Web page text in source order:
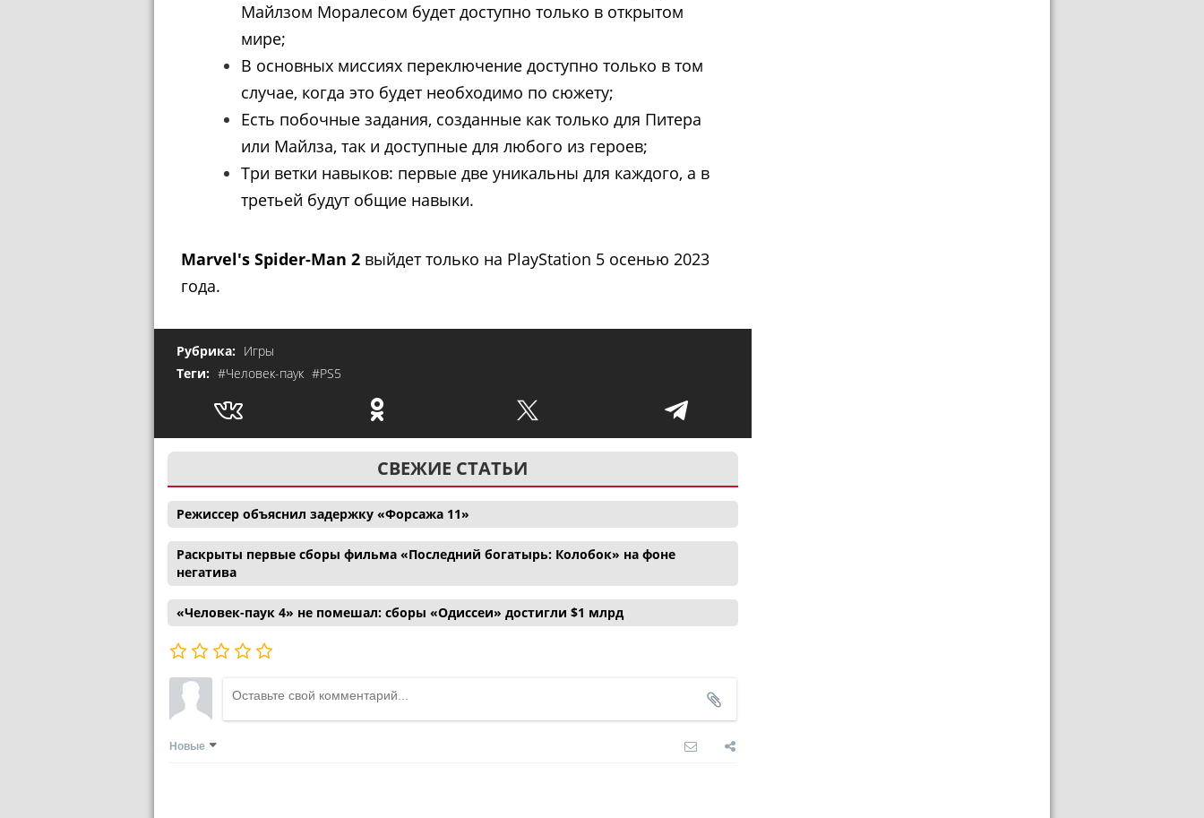
Майлзом Моралесом будет доступно только в открытом
мире;
В основных миссиях переключение доступно только в том
случае, когда это будет необходимо по сюжету;
Есть побочные задания, созданные как только для Питера
или Майлза, так и доступные для любого из героев;
Tри ветки навыков: первые две уникальны для каждого, а в
третьей будут общие навыки.
Marvel's Spider-Man 2 выйдет только на PlayStation 5 осенью 2023
года.
Рубрика: Игры
Теги: #Человек-паук #PS5
СВЕЖИЕ СТАТЬИ
Режиссер объяснил задержку «Форсажа 11»
Раскрыты первые сборы фильма «Последний богатырь: Колобок» на фоне
негатива
«Человек-паук 4» не помешал: сборы «Одиссеи» достигли $1 млрд
Новые